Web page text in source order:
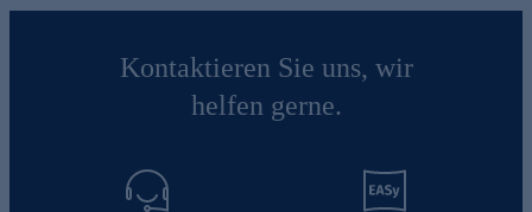
Kontaktieren Sie uns, wir
helfen gerne.